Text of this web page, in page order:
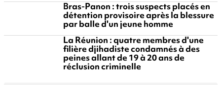
Bras-Panon : trois suspects placés en
détention provisoire après la blessure
par balle d'un jeune homme
La Réunion : quatre membres d'une
filière djihadiste condamnés à des
peines allant de 19 à 20 ans de
réclusion criminelle